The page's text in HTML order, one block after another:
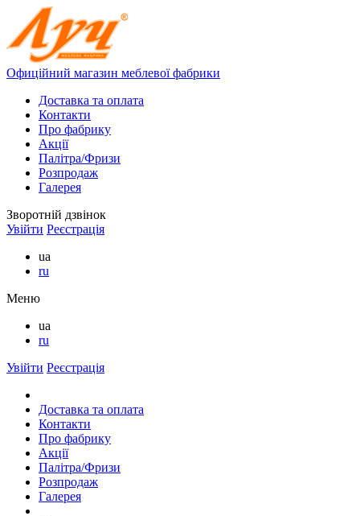
Офиційний магазин меблевої фабрики
Доставка та оплата
Контакти
Про фабрику
Акції
Палітра/Фризи
Розпродаж
Галерея
Зворотній дзвінок
Увійти Реєстрація
ua
ru
Меню
ua
ru
Увійти Реєстрація
Доставка та оплата
Контакти
Про фабрику
Акції
Палітра/Фризи
Розпродаж
Галерея